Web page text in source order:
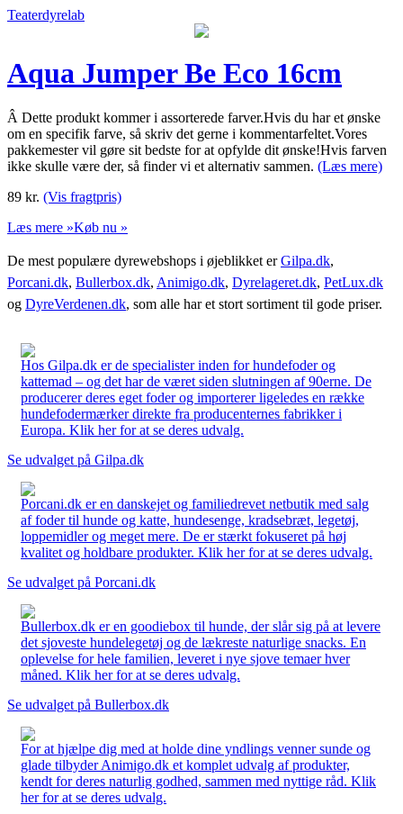
Teaterdyrelab
Aqua Jumper Be Eco 16cm
Â Dette produkt kommer i assorterede farver.Hvis du har et ønske
om en specifik farve, så skriv det gerne i kommentarfeltet.Vores
pakkemester vil gøre sit bedste for at opfylde dit ønske!Hvis farven
ikke skulle være der, så finder vi et alternativ sammen. (Læs mere)
89 kr. (Vis fragtpris)
Læs mere »Køb nu »
De mest populære dyrewebshops i øjeblikket erGilpa.dk,
Porcani.dk, Bullerbox.dk, Animigo.dk, Dyrelageret.dk, PetLux.dk
og DyreVerdenen.dk, som alle har et stort sortiment til gode priser.
Hos Gilpa.dk er de specialister inden for hundefoder og
kattemad – og det har de været siden slutningen af 90erne. De
producerer deres eget foder og importerer ligeledes en række
hundefodermærker direkte fra producenternes fabrikker i
Europa. Klik her for at se deres udvalg.
Se udvalget på Gilpa.dk
Porcani.dk er en danskejet og familiedrevet netbutik med salg
af foder til hunde og katte, hundesenge, kradsebræt, legetøj,
loppemidler og meget mere. De er stærkt fokuseret på høj
kvalitet og holdbare produkter. Klik her for at se deres udvalg.
Se udvalget på Porcani.dk
Bullerbox.dk er en goodiebox til hunde, der slår sig på at levere
det sjoveste hundelegetøj og de lækreste naturlige snacks. En
oplevelse for hele familien, leveret i nye sjove temaer hver
måned. Klik her for at se deres udvalg.
Se udvalget på Bullerbox.dk
For at hjælpe dig med at holde dine yndlings venner sunde og
glade tilbyder Animigo.dk et komplet udvalg af produkter,
kendt for deres naturlig godhed, sammen med nyttige råd. Klik
her for at se deres udvalg.